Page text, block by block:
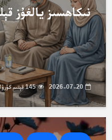
نىكاھسىز يالغۇز
2026-07-20 145 قېتىم كۆرۈلدى